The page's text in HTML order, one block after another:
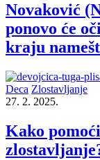
Novaković
ponovo će
kraju
Deca Zlostavljanje
27. 2. 2025.
Kako